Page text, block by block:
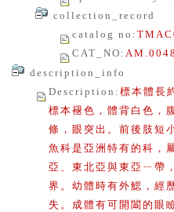
collection_record
catalog no :
CAT_NO : AM.0048
description_info
Description : 標本體長
標本褪色，體背白色，
條，眼突出。前後肢短
魚科是亞洲特有的科，
亞、東北亞與東亞ㄧ帶
界。幼體時有外鰓，經
失。成體有可開闔的眼